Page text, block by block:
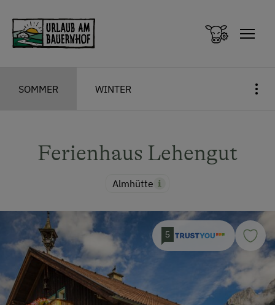
SOMMER WINTER
Ferienhaus Lehengut
Almhütte
5